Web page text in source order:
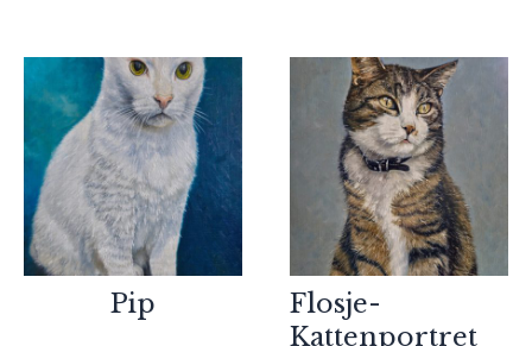
Pip
Flosje-
Kattenportret